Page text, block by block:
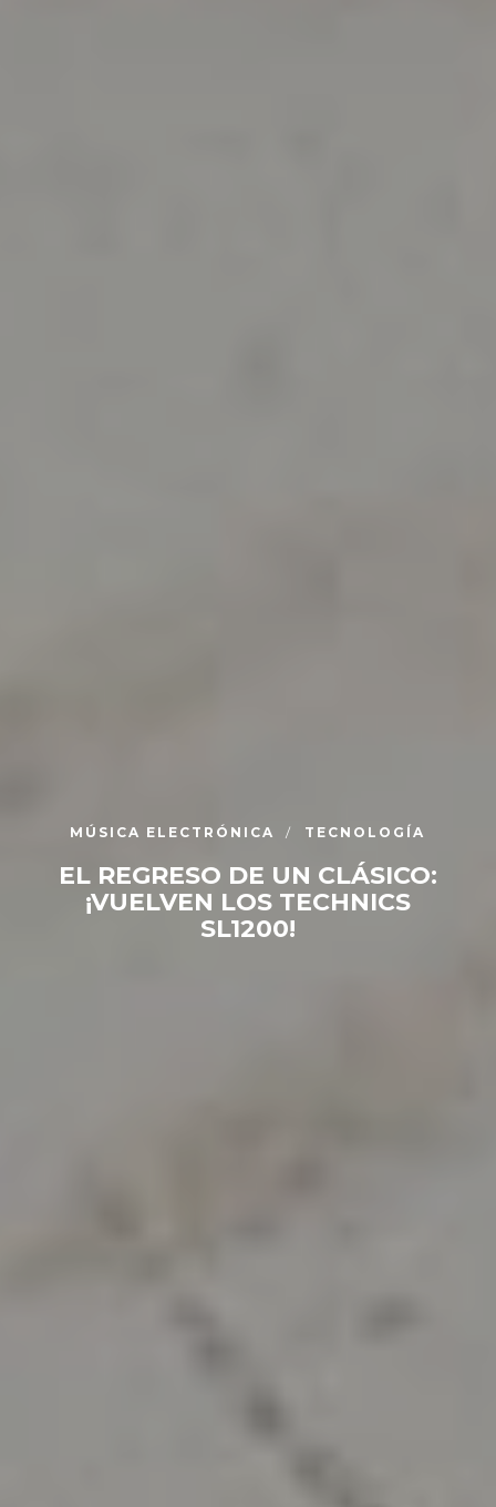
MÚSICA ELECTRÓNICA TECNOLOGÍA
EL REGRESO DE UN CLÁSICO:
¡VUELVEN LOS TECHNICS
SL1200!